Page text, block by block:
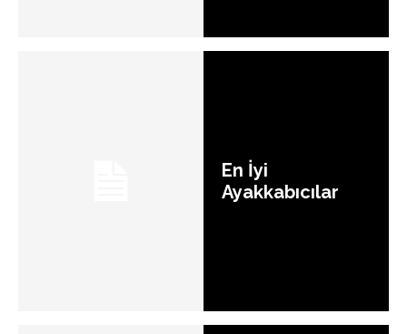
En İyi
Ayakkabıcılar